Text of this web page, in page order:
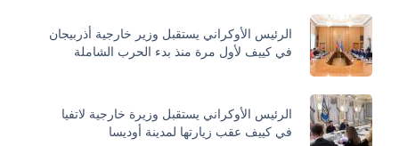
الرئيس الأوكراني يستقبل وزير خارجية أذربيجان
في كييف لأول مرة منذ بدء الحرب الشاملة
الرئيس الأوكراني يستقبل وزيرة خارجية لاتفيا
في كييف عقب زيارتها لمدينة أوديسا